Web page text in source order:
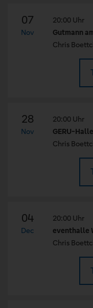
07
Nov
20:00 Uhr
Gutmann
Chris
28
Nov
20:00 Uhr
GERU-
Chris
04
Dec
20:00 Uhr
eventhalle
Chris